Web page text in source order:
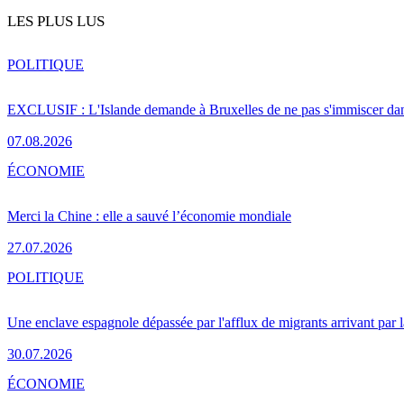
LES PLUS LUS
EXCLUSIF : L'Islande demande à Bruxelles de ne pas s'immiscer
07.08.2026
POLITIQUE
Merci la Chine : elle a sauvé l’économie mondiale
27.07.2026
ÉCONOMIE
Une enclave espagnole dépassée par l'afflux de migrants arrivant par
30.07.2026
POLITIQUE
ÉCONOMIE